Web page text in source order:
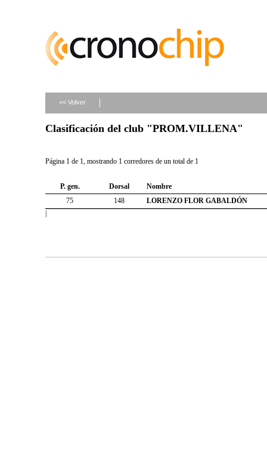
<< Volver
Clasificación del club "PROM.VILLENA"
Página 1 de 1, mostrando 1 corredores de un total de 1
P. gen. Dorsal
Nombre
75
148
LORENZO FLOR GABALDÓN
|